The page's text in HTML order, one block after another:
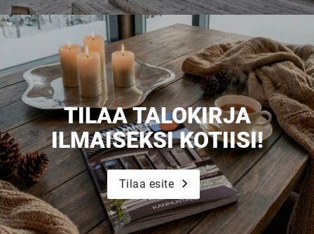
TILAA TALOKIRJA
ILMAISEKSI KOTIISI!
Tilaa esite
Tilaa esite